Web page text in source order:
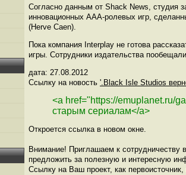
Согласно данным от Shack News, студия
инновационных AAA-ролевых игр,
(Herve Caen).
Пока компания Interplay не готова
игры. Сотрудники издательства
дата: 27.08.2012
Ссылку на новость '.Black Isle Studios
<a href="https://emuplanet.ru/
старым сериалам</a>
Откроется ссылка в новом окне.
Внимание! Приглашаем к сотрудничеству
предложить за полезную и интересную
Ссылку на Ваш проект, как первоисточник,